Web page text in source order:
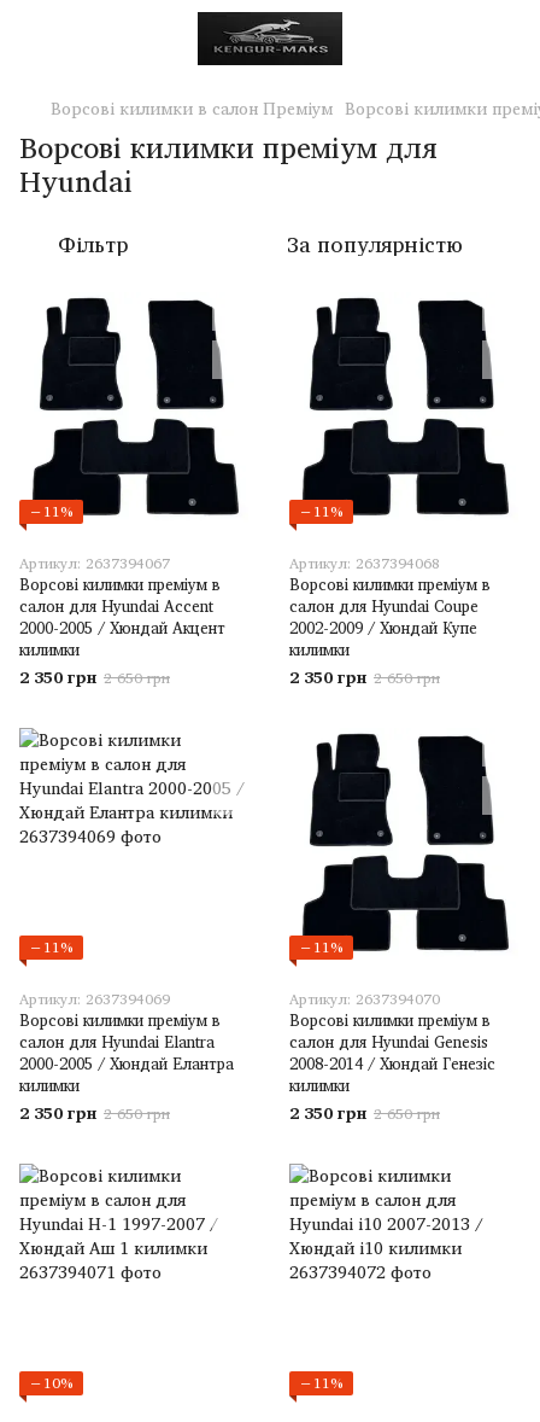
Ворсові килимки в салон Преміум Ворсові килимки
Ворсові килимки преміум для
Hyundai
Фільтр За популярністю
−11%
Артикул: 2637394067
Ворсові килимки преміум в
салон для Hyundai Accent
2000-2005 / Хюндай Акцент
килимки
2 350 грн 2 650 грн
−11%
Артикул: 2637394068
Ворсові килимки преміум в
салон для Hyundai Coupe
2002-2009 / Хюндай Купе
килимки
2 350 грн 2 650 грн
−11%
Артикул: 2637394069
Ворсові килимки преміум в
салон для Hyundai Elantra
2000-2005 / Хюндай Елантра
килимки
2 350 грн 2 650 грн
−11%
Артикул: 2637394070
Ворсові килимки преміум в
салон для Hyundai Genesis
2008-2014 / Хюндай Генезіс
килимки
2 350 грн 2 650 грн
−10% −11%